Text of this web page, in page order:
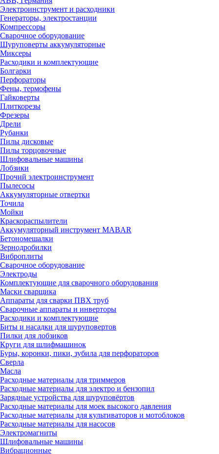
Электроинструмент и расходники
Генераторы, электростанции
Компрессоры
Сварочное оборудование
Шуруповерты аккумуляторные
Миксеры
Расходики и комплектующие
Болгарки
Перфораторы
Фены, термофены
Гайковерты
Плиткорезы
Фрезеры
Дрели
Рубанки
Пилы дисковые
Пилы торцовочные
Шлифовальные машины
Лобзики
Прочий электроинструмент
Пылесосы
Аккумуляторные отвертки
Точила
Мойки
Краскораспылители
Аккумуляторный инструмент MABAR
Бетономешалки
Зернодробилки
Виброплиты
Сварочное оборудование
Электроды
Комплектующие для сварочного оборудования
Маски сварщика
Аппараты для сварки ПВХ труб
Сварочные аппараты и инверторы
Расходики и комплектующие
Биты и насадки для шуруповертов
Пилки для лобзиков
Круги для шлифмашинок
Буры, коронки, пики, зубила для перфораторов
Сверла
Масла
Расходные материалы для триммеров
Расходные материалы для электро и бензопил
Зарядные устройства для шуруповёртов
Расходные материалы для моек высокого давления
Расходные материалы для культиваторов и мотоблоков
Расходные материалы для насосов
Электромагниты
Шлифовальные машины
Вибрационные